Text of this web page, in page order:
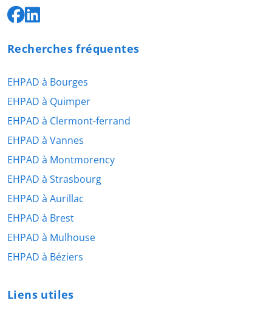
Recherches fréquentes
EHPAD à Bourges
EHPAD à Quimper
EHPAD à Clermont-ferrand
EHPAD à Vannes
EHPAD à Montmorency
EHPAD à Strasbourg
EHPAD à Aurillac
EHPAD à Brest
EHPAD à Mulhouse
EHPAD à Béziers
Liens utiles